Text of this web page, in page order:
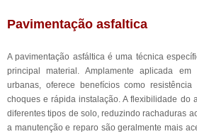
Pavimentação asfaltica
A pavimentação asfáltica é uma técnica
principal material. Amplamente aplicada
urbanas, oferece benefícios como
choques e rápida instalação. A flexibilidade do
diferentes tipos de solo, reduzindo rachaduras
a manutenção e reparo são geralmente mais